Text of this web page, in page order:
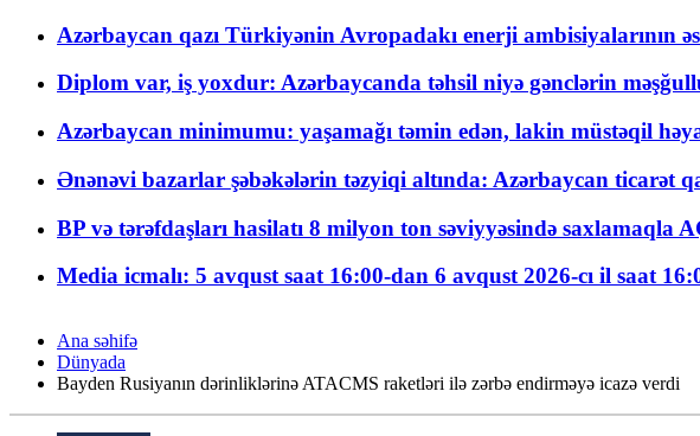
Azərbaycan qazı Türkiyənin Avropadakı enerji ambisiyalarının
Diplom var, iş yoxdur: Azərbaycanda təhsil niyə gənclərin
Azərbaycan minimumu: yaşamağı təmin edən, lakin müstəqil
Ənənəvi bazarlar şəbəkələrin təzyiqi altında: Azərbaycan ticarət
BP və tərəfdaşları hasilatı 8 milyon ton səviyyəsində saxlamaqla
Media icmalı: 5 avqust saat 16:00-dan 6 avqust 2026-cı il saat
Ana səhifə
Dünyada
Bayden Rusiyanın dərinliklərinə ATACMS raketləri ilə zərbə endirməyə icazə verdi